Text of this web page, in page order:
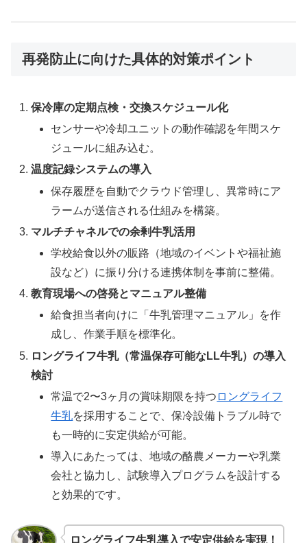
再発防止に向けた具体的対策ポイント
保冷庫の定期点検・交換スケジュール化
センサーや冷却ユニットの動作確認を年間スケ
ジュールに組み込む。
温度記録システムの導入
保存履歴を自動でクラウド管理し、異常時にア
ラームが送信される仕組みを構築。
マルチチャネルでの余剰牛乳活用
学校給食以外の販路（地域のイベントや福祉施
設など）に振り分ける連携体制を事前に整備。
教育現場への啓発とマニュアル整備
給食担当者向けに「牛乳管理マニュアル」を作
成し、作業手順を標準化。
ロングライフ牛乳（常温保存可能なLL牛乳）の導入
検討
常温で2〜3ヶ月の賞味期限を持つ ロングライフ
牛乳を採用することで、保冷設備トラブル時で
も一時的に安定供給が可能。
導入にあたっては、地域の酪農メーカーや乳業
会社と協力し、試験導入プログラムを設計する
と効果的です。
ロングライフ牛乳導入で安定供給を実現！